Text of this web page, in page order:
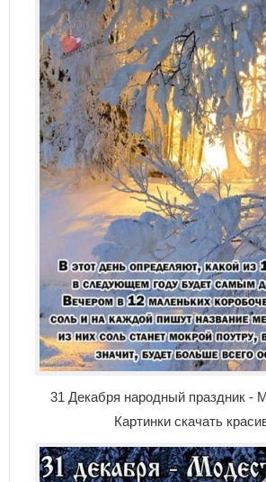
31 Декабря народный праздник -
Картинки скачать